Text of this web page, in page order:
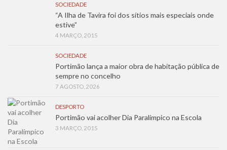
SOCIEDADE
“A Ilha de Tavira foi dos sítios mais especiais onde
estive”
4 MARÇO, 2015
SOCIEDADE
Portimão lança a maior obra de habitação pública de
sempre no concelho
7 AGOSTO, 2026
DESPORTO
Portimão vai acolher Dia Paralímpico na Escola
3 MARÇO, 2015